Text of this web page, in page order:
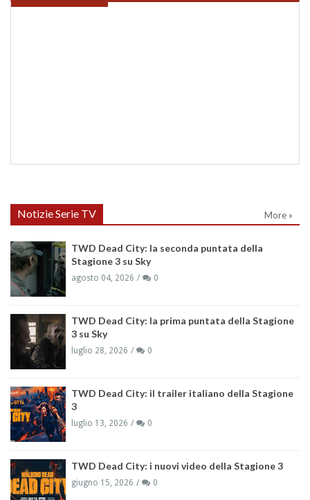
Notizie Serie TV More »
TWD Dead City: la seconda puntata della
Stagione 3 su Sky
agosto 04, 2026 0
TWD Dead City: la prima puntata della Stagione
3 su Sky
luglio 28, 2026 0
TWD Dead City: il trailer italiano della Stagione
3
luglio 13, 2026 0
TWD Dead City: i nuovi video della Stagione 3
giugno 15, 2026 0